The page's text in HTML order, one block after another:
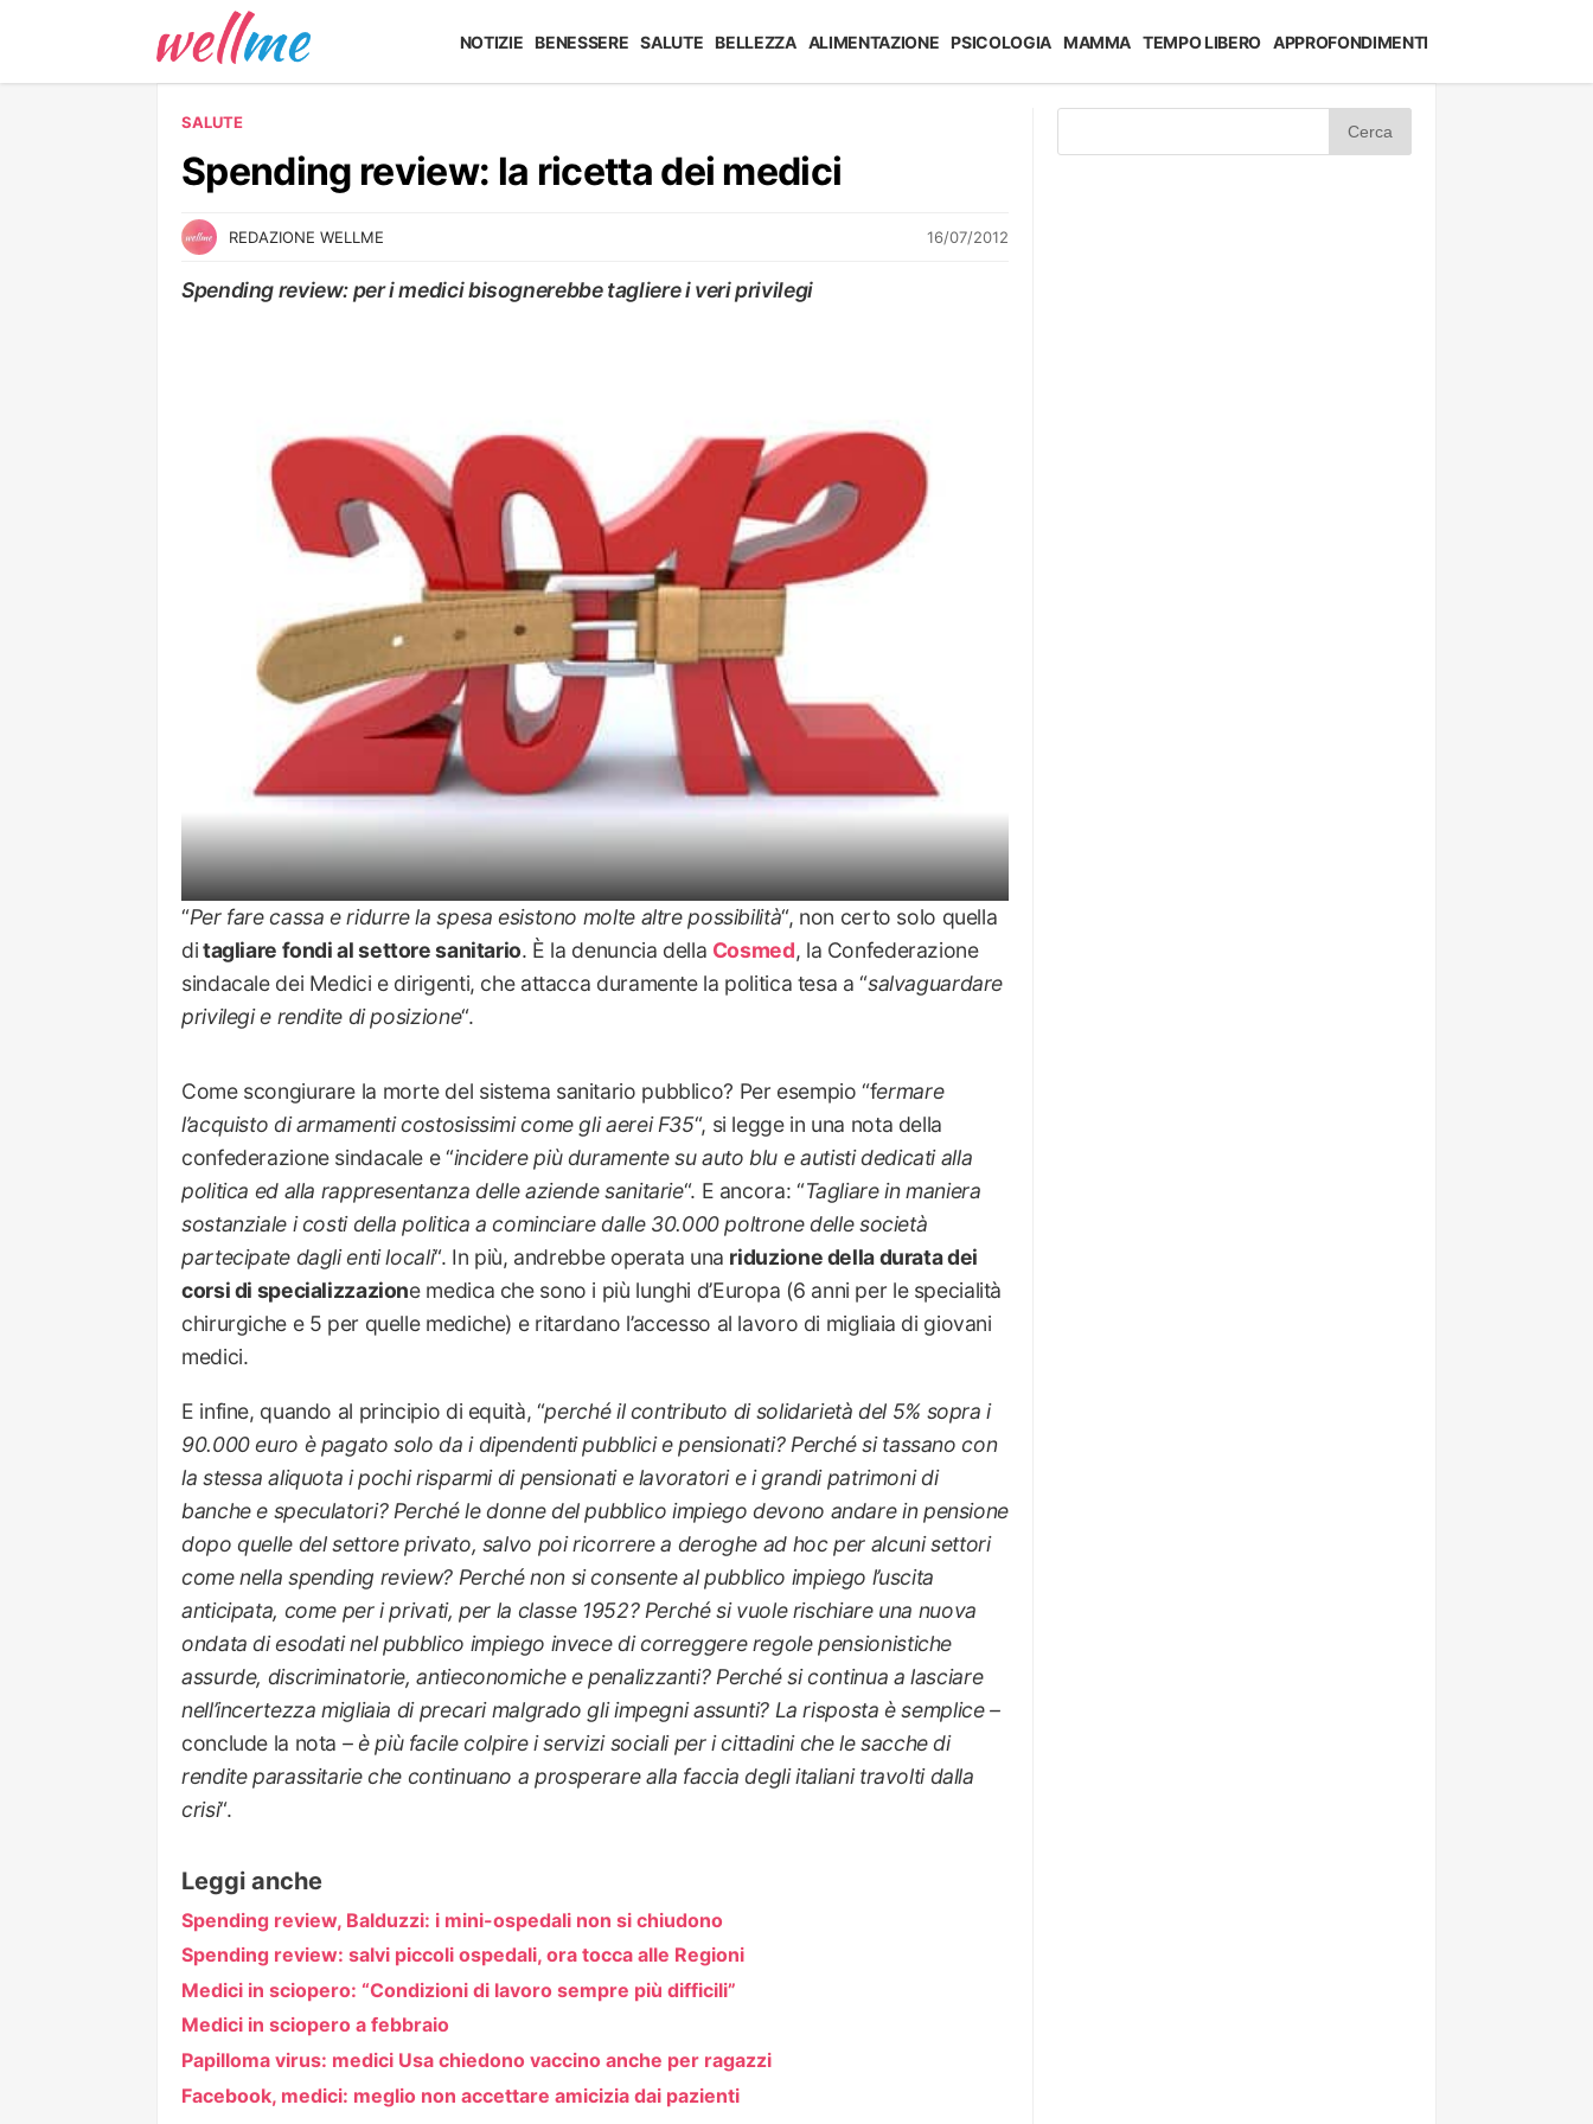
NOTIZIE BENESSERE SALUTE BELLEZZA ALIMENTAZIONE PSICOLOGIA MAMMA TEMPO LIBERO APPROFONDIMENTI
SALUTE
Spending review: la ricetta dei medici
REDAZIONE WELLME 16/07/2012
Spending review: per i medici bisognerebbe tagliere i veri privilegi
“Per fare cassa e ridurre la spesa esistono molte altre possibilità“, non certo solo quella
ditagliare fondi al settore sanitario. È la denuncia della Cosmed, la Confederazione
sindacale dei Medici e dirigenti, che attacca duramente la politica tesa a “salvaguardare
privilegi e rendite di posizione“.
Come scongiurare la morte del sistema sanitario pubblico? Per esempio “fermare
l’acquisto di armamenti costosissimi come gli aerei F35“, si legge in una nota della
confederazione sindacale e “incidere più duramente su auto blu e autisti dedicati alla
politica ed alla rappresentanza delle aziende sanitarie“. E ancora: “Tagliare in maniera
sostanziale i costi della politica a cominciare dalle 30.000 poltrone delle società
partecipate dagli enti locali“. In più, andrebbe operata una riduzione della durata dei
corsi di specializzazione medica che sono i più lunghi d’Europa (6 anni per le specialità
chirurgiche e 5 per quelle mediche) e ritardano l’accesso al lavoro di migliaia di giovani
medici.
E infine, quando al principio di equità, “perché il contributo di solidarietà del 5% sopra i
90.000 euro è pagato solo da i dipendenti pubblici e pensionati? Perché si tassano con
la stessa aliquota i pochi risparmi di pensionati e lavoratori e i grandi patrimoni di
banche e speculatori? Perché le donne del pubblico impiego devono andare in pensione
dopo quelle del settore privato, salvo poi ricorrere a deroghe ad hoc per alcuni settori
come nella spending review? Perché non si consente al pubblico impiego l’uscita
anticipata, come per i privati, per la classe 1952? Perché si vuole rischiare una nuova
ondata di esodati nel pubblico impiego invece di correggere regole pensionistiche
assurde, discriminatorie, antieconomiche e penalizzanti? Perché si continua a lasciare
nell’incertezza migliaia di precari malgrado gli impegni assunti? La risposta è semplice –
conclude la nota – è più facile colpire i servizi sociali per i cittadini che le sacche di
rendite parassitarie che continuano a prosperare alla faccia degli italiani travolti dalla
crisi“.
Leggi anche
Spending review, Balduzzi: i mini-ospedali non si chiudono
Spending review: salvi piccoli ospedali, ora tocca alle Regioni
Medici in sciopero: “Condizioni di lavoro sempre più difficili”
Medici in sciopero a febbraio
Papilloma virus: medici Usa chiedono vaccino anche per ragazzi
Facebook, medici: meglio non accettare amicizia dai pazienti